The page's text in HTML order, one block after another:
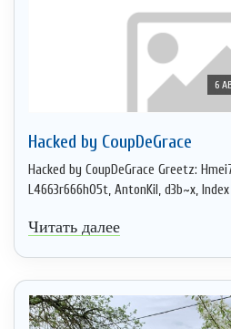
6
Hacked by CoupDeGrace
Hacked by CoupDeGrace Greetz:
L4663r666h05t, AntonKil, d3b~x, Index
Читать далее